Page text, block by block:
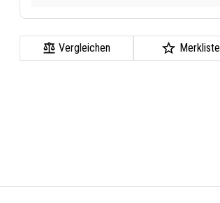
Vergleichen Merkliste